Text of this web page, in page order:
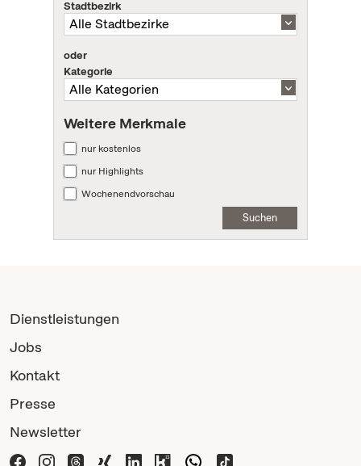
Stadtbezirk
oder
Kategorie
Weitere Merkmale
nur kostenlos
nur Highlights
Wochenendvorschau
Suchen
Dienstleistungen
Jobs
Kontakt
Presse
Newsletter